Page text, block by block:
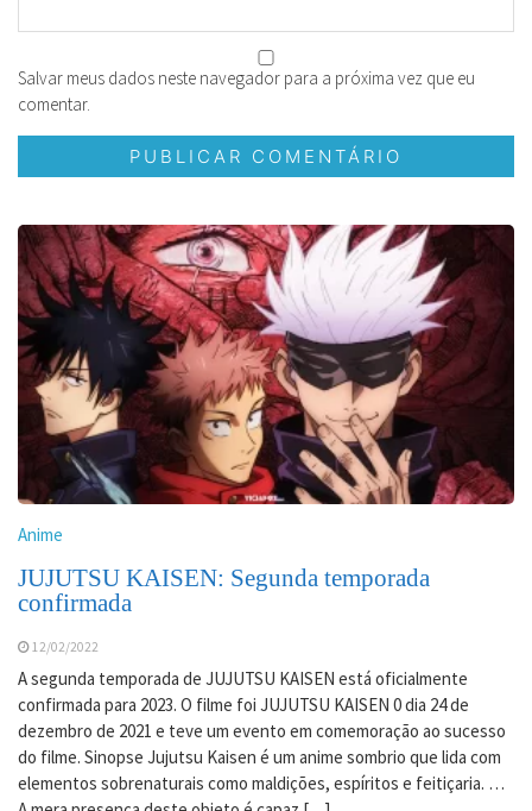
Salvar meus dados neste navegador para a próxima vez que eu
comentar.
Anime
JUJUTSU KAISEN: Segunda temporada
confirmada
12/02/2022
A segunda temporada de JUJUTSU KAISEN está oficialmente
confirmada para 2023. O filme foi JUJUTSU KAISEN 0 dia 24 de
dezembro de 2021 e teve um evento em comemoração ao sucesso
do filme. Sinopse Jujutsu Kaisen é um anime sombrio que lida com
elementos sobrenaturais como maldições, espíritos e feitiçaria. …